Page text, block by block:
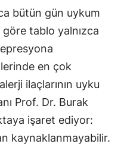
Gümüşhane
Hakkari
Isparta
Mersin
İstanbul
bütün gün uykum
tablo yalnızca
en çok
ilaçlarının uyku
Prof. Dr. Burak
işaret ediyor:
kaynaklanmayabilir.